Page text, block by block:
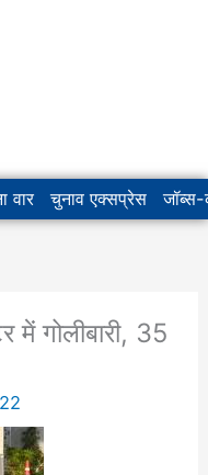
वार चुनाव एक्सप्रेस जॉब्स-
गोलीबारी, 35